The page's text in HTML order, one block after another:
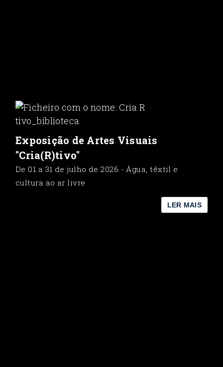
Exposição de Artes Visuais
"Cria(R)tivo"
De 01 a 31 de julho de 2026 - Água, têxtil e
cultura ao ar livre
LER MAIS